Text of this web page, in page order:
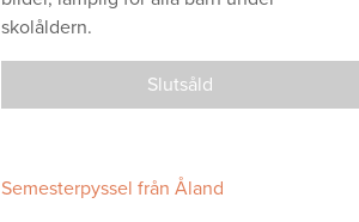
skolåldern.
Slutsåld
Semesterpyssel från Åland